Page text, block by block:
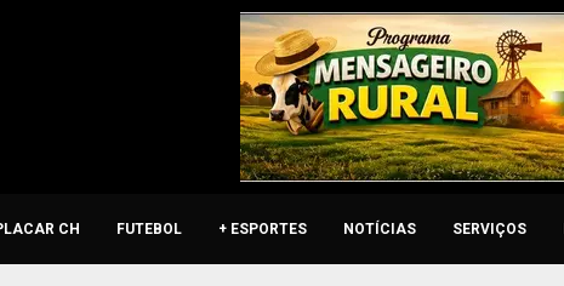
CH FUTEBOL + ESPORTES NOTÍCIAS SERVIÇOS